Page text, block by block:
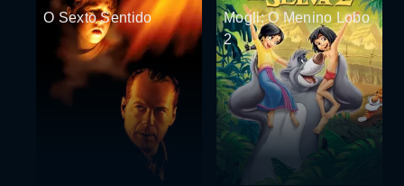
O Sexto Sentido
Mogli: O Menino Lobo
2